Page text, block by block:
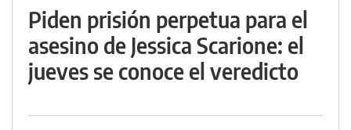
Piden prisión perpetua para el
asesino de Jessica Scarione: el
jueves se conoce el veredicto